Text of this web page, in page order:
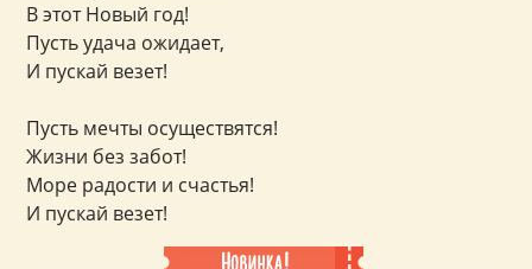
В этот Новый год!
Пусть удача ожидает,
И пускай везет!
Пусть мечты осуществятся!
Жизни без забот!
Море радости и счастья!
И пускай везет!